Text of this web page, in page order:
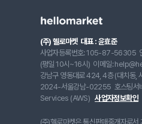
(주) 헬로마켓 대표 : 윤효준
사업자등록번호: 105-87-56305
(평일 10시~16시) 이메일:
강남구 영동대로 424, 4층 (대치동,
2024-서울강남-02255 호스팅
Services (AWS) 사업자정보확인
(주)헬로마켓은 통신판매중개자로서